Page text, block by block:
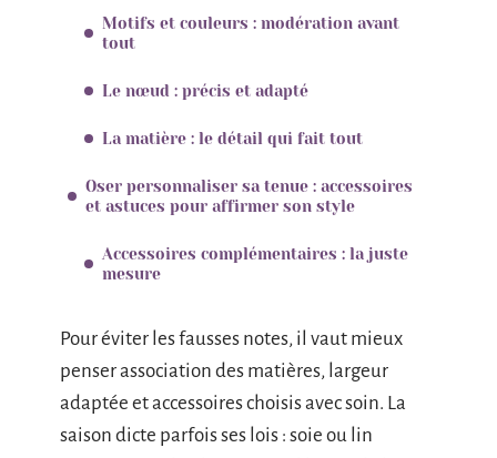
Motifs et couleurs : modération avant
tout
Le nœud : précis et adapté
La matière : le détail qui fait tout
Oser personnaliser sa tenue : accessoires
et astuces pour affirmer son style
Accessoires complémentaires : la juste
mesure
Pour éviter les fausses notes, il vaut mieux
penser association des matières, largeur
adaptée et accessoires choisis avec soin. La
saison dicte parfois ses lois : soie ou lin